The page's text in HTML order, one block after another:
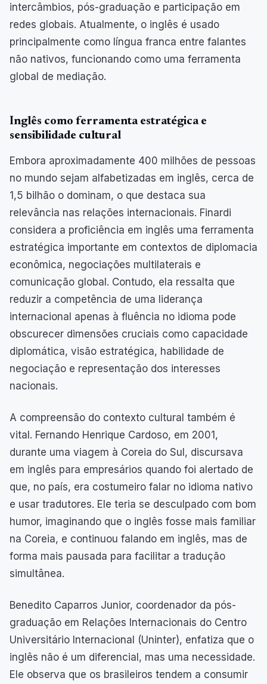
intercâmbios, pós-graduação e participação em
redes globais. Atualmente, o inglês é usado
principalmente como língua franca entre falantes
não nativos, funcionando como uma ferramenta
global de mediação.
Inglês como ferramenta estratégica e
sensibilidade cultural
Embora aproximadamente 400 milhões de pessoas
no mundo sejam alfabetizadas em inglês, cerca de
1,5 bilhão o dominam, o que destaca sua
relevância nas relações internacionais. Finardi
considera a proficiência em inglês uma ferramenta
estratégica importante em contextos de diplomacia
econômica, negociações multilaterais e
comunicação global. Contudo, ela ressalta que
reduzir a competência de uma liderança
internacional apenas à fluência no idioma pode
obscurecer dimensões cruciais como capacidade
diplomática, visão estratégica, habilidade de
negociação e representação dos interesses
nacionais.
A compreensão do contexto cultural também é
vital. Fernando Henrique Cardoso, em 2001,
durante uma viagem à Coreia do Sul, discursava
em inglês para empresários quando foi alertado de
que, no país, era costumeiro falar no idioma nativo
e usar tradutores. Ele teria se desculpado com bom
humor, imaginando que o inglês fosse mais familiar
na Coreia, e continuou falando em inglês, mas de
forma mais pausada para facilitar a tradução
simultânea.
Benedito Caparros Junior, coordenador da pós-
graduação em Relações Internacionais do Centro
Universitário Internacional (Uninter), enfatiza que o
inglês não é um diferencial, mas uma necessidade.
Ele observa que os brasileiros tendem a consumir